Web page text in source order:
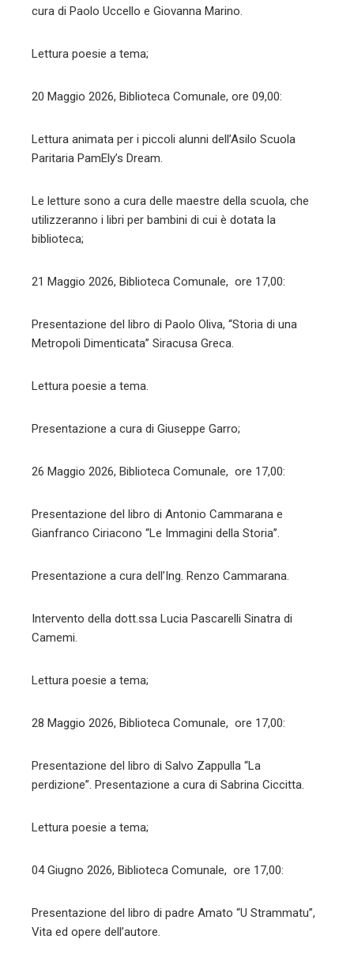
cura di Paolo Uccello e Giovanna Marino.
Lettura poesie a tema;
20 Maggio 2026, Biblioteca Comunale, ore 09,00:
Lettura animata per i piccoli alunni dell’Asilo Scuola
Paritaria PamEly’s Dream.
Le letture sono a cura delle maestre della scuola, che
utilizzeranno i libri per bambini di cui è dotata la
biblioteca;
21 Maggio 2026, Biblioteca Comunale, ore 17,00:
Presentazione del libro di Paolo Oliva, “Storia di una
Metropoli Dimenticata” Siracusa Greca.
Lettura poesie a tema.
Presentazione a cura di Giuseppe Garro;
26 Maggio 2026, Biblioteca Comunale, ore 17,00:
Presentazione del libro di Antonio Cammarana e
Gianfranco Ciriacono “Le Immagini della Storia”.
Presentazione a cura dell’Ing. Renzo Cammarana.
Intervento della dott.ssa Lucia Pascarelli Sinatra di
Camemi.
Lettura poesie a tema;
28 Maggio 2026, Biblioteca Comunale, ore 17,00:
Presentazione del libro di Salvo Zappulla “La
perdizione”. Presentazione a cura di Sabrina Ciccitta.
Lettura poesie a tema;
04 Giugno 2026, Biblioteca Comunale, ore 17,00:
Presentazione del libro di padre Amato “U Strammatu”,
Vita ed opere dell’autore.